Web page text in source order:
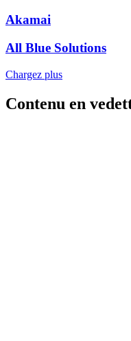
Akamai
All Blue Solutions
Chargez plus
Contenu en